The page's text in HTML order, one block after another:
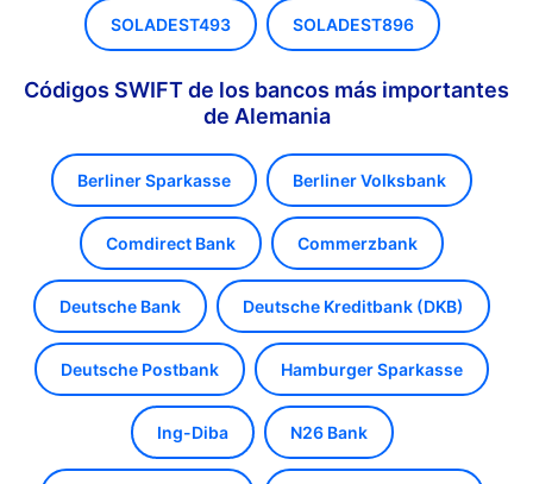
SOLADEST493 SOLADEST896
Códigos SWIFT de los bancos más importantes
de Alemania
Berliner Sparkasse Berliner Volksbank
Comdirect Bank Commerzbank
Deutsche Bank Deutsche Kreditbank (DKB)
Deutsche Postbank Hamburger Sparkasse
Ing-Diba N26 Bank